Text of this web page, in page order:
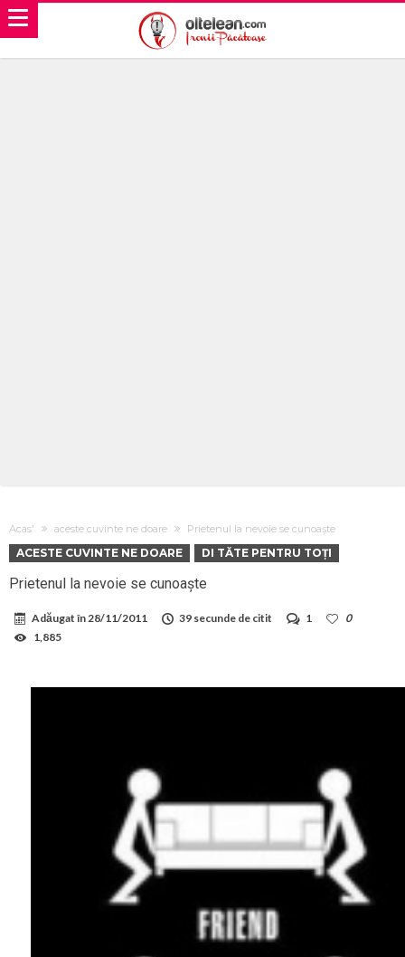
Acas' aceste cuvinte ne doare Prietenul la nevoie se cunoaște
ACESTE CUVINTE NE DOARE DI TĂTE PENTRU TOȚI
Prietenul la nevoie se cunoaște
Adăugat în 28/11/2011 39 secunde de citit 1
0
1,885